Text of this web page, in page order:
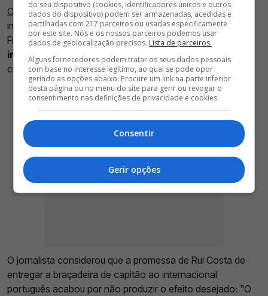
O futuro de António Silva continua a dar que falar. Além da
iminente saída do Benfica, o comentador José Manuel
Freitasanalisou também o momento desportivo do
internacional português
, que tem sido alvo de várias
críticas nas últimas semanas.
O jornalista considerou que a promessa de Rui Costa de
entregar a braçadeira de capitão ao internacional
português acabou por não produzir o efeito desejado: "O
do seu dispositivo (cookies, identificadores únicos e outros
dados do dispositivo) podem ser armazenadas, acedidas e
partilhadas com 217 parceiros ou usadas especificamente
por este site. Nós e os nossos parceiros podemos usar
dados de geolocalização precisos. Lista de parceiros.
Alguns fornecedores podem tratar os seus dados pessoais
com base no interesse legítimo, ao qual se pode opor
gerindo as opções abaixo. Procure um link na parte inferior
desta página ou no menu do site para gerir ou revogar o
consentimento nas definições de privacidade e cookies.
Consentir
Gerir opções